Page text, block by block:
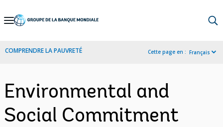
Skip
Navigation
COMPRENDRE LA PAUVRETÉ Cette page en : Français
Environmental and
Social Commitment